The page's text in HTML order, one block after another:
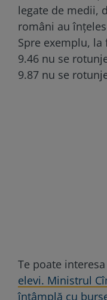
legate de medii,
români au
Spre exemplu,
9.46 nu se
9.87 nu se
Te poate
elevi. Ministrul
întâmplă cu